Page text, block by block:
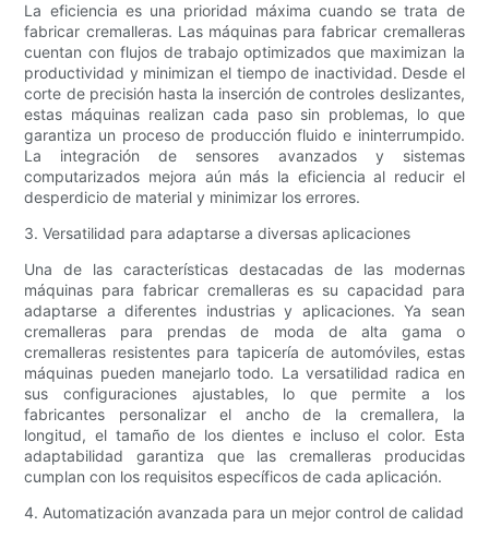
La eficiencia es una prioridad máxima cuando se trata de
fabricar cremalleras. Las máquinas para fabricar cremalleras
cuentan con flujos de trabajo optimizados que maximizan la
productividad y minimizan el tiempo de inactividad. Desde el
corte de precisión hasta la inserción de controles deslizantes,
estas máquinas realizan cada paso sin problemas, lo que
garantiza un proceso de producción fluido e ininterrumpido.
La integración de sensores avanzados y sistemas
computarizados mejora aún más la eficiencia al reducir el
desperdicio de material y minimizar los errores.
3. Versatilidad para adaptarse a diversas aplicaciones
Una de las características destacadas de las modernas
máquinas para fabricar cremalleras es su capacidad para
adaptarse a diferentes industrias y aplicaciones. Ya sean
cremalleras para prendas de moda de alta gama o
cremalleras resistentes para tapicería de automóviles, estas
máquinas pueden manejarlo todo. La versatilidad radica en
sus configuraciones ajustables, lo que permite a los
fabricantes personalizar el ancho de la cremallera, la
longitud, el tamaño de los dientes e incluso el color. Esta
adaptabilidad garantiza que las cremalleras producidas
cumplan con los requisitos específicos de cada aplicación.
4. Automatización avanzada para un mejor control de calidad